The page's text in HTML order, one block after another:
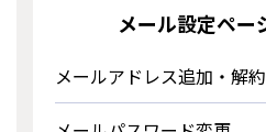
メール設定ペー
メールアドレス追加・解